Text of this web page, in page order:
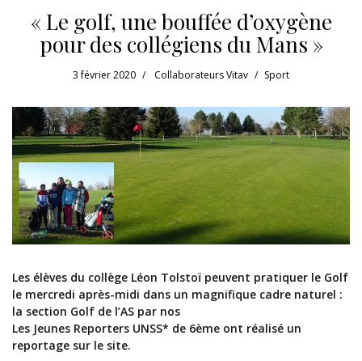
« Le golf, une bouffée d’oxygène
pour des collégiens du Mans »
3 février 2020 Collaborateurs Vitav Sport
Les élèves du collège Léon Tolstoï peuvent pratiquer le Golf
le mercredi après-midi dans un magnifique cadre naturel :
la section Golf de l’AS par nos
Les Jeunes Reporters UNSS* de 6ème ont réalisé un
reportage sur le site.